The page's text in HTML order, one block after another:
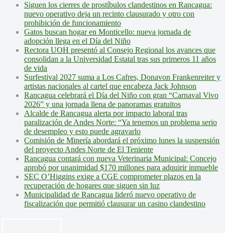
Siguen los cierres de prostíbulos clandestinos en Rancagua:
nuevo operativo deja un recinto clausurado y otro con
prohibición de funcionamiento
Gatos buscan hogar en Monticello: nueva jornada de
adopción llega en el Día del Niño
Rectora UOH presentó al Consejo Regional los avances que
consolidan a la Universidad Estatal tras sus primeros 11 años
de vida
Surfestival 2027 suma a Los Cafres, Donavon Frankenreiter y
artistas nacionales al cartel que encabeza Jack Johnson
Rancagua celebrará el Día del Niño con gran “Carnaval Vivo
2026” y una jornada llena de panoramas gratuitos
Alcalde de Rancagua alerta por impacto laboral tras
paralización de Andes Norte: “Ya tenemos un problema serio
de desempleo y esto puede agravarlo
Comisión de Minería abordará el próximo lunes la suspensión
del proyecto Andes Norte de El Teniente
Rancagua contará con nueva Veterinaria Municipal: Concejo
aprobó por unanimidad $170 millones para adquirir inmueble
SEC O’Higgins exige a CGE comprometer plazos en la
recuperación de hogares que siguen sin luz
Municipalidad de Rancagua lideró nuevo operativo de
fiscalización que permitió clausurar un casino clandestino